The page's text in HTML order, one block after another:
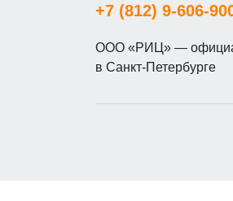
+7 (812) 9-606-
ООО «РИЦ» —
в Санкт-Петербурге